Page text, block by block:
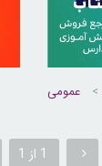
عمومی
1 از 1